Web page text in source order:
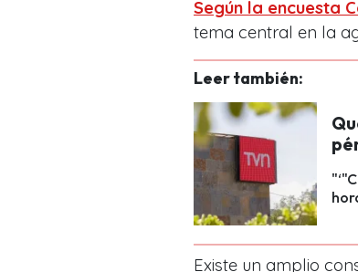
Según la encuesta
tema central en la
Leer también:
Existe un amplio